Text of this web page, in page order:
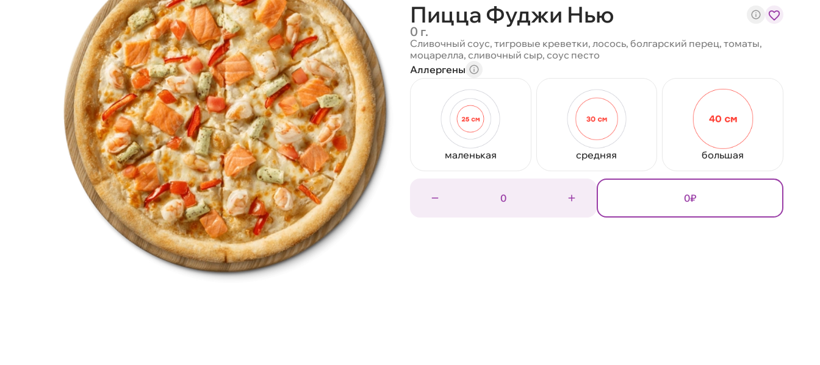
Пицца Фуджи Нью
0 г.
Сливочный соус, тигровые креветки, лосось, болгарский перец, томаты,
моцарелла, сливочный сыр, соус песто
Аллергены
маленькая средняя большая
0 0₽